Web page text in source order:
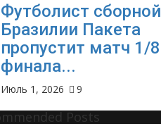
Футболист сборной
Бразилии Пакета
пропустит матч 1/8
финала...
Июль 1, 2026 9
Posts